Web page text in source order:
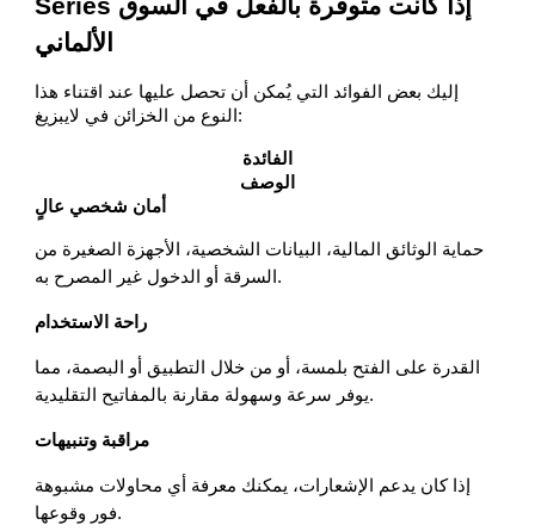
Series إذا كانت متوفّرة بالفعل في السوق
الألماني
إليك بعض الفوائد التي يُمكن أن تحصل عليها عند اقتناء هذا
النوع من الخزائن في لايبزيغ:
الفائدة
الوصف
أمان شخصي عالٍ
حماية الوثائق المالية، البيانات الشخصية، الأجهزة الصغيرة من
السرقة أو الدخول غير المصرح به.
راحة الاستخدام
القدرة على الفتح بلمسة، أو من خلال التطبيق أو البصمة، مما
يوفر سرعة وسهولة مقارنة بالمفاتيح التقليدية.
مراقبة وتنبيهات
إذا كان يدعم الإشعارات، يمكنك معرفة أي محاولات مشبوهة
فور وقوعها.